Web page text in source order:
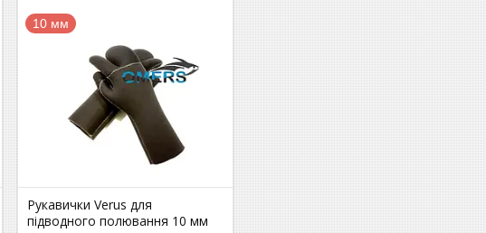
10 мм
Рукавички Verus для
підводного полювання 10 мм